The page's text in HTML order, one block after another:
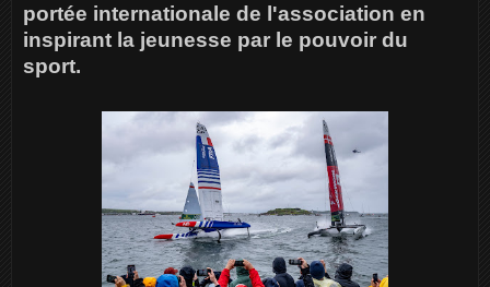
portée internationale de l'association en
inspirant la jeunesse par le pouvoir du
sport.